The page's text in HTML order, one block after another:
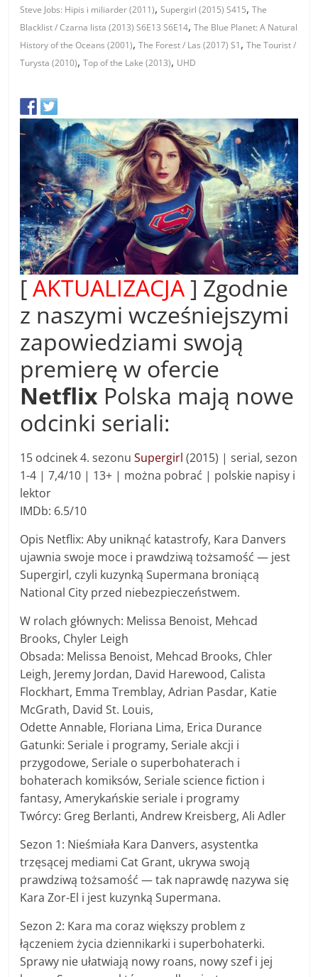
Steve Jobs: Hipis i miliarder (2011),Supergirl (2015) S415,The
Blacklist / Czarna lista (2013) S6E13 S6E14,The Blue Planet: A Natural
History of the Oceans (2001),The Forest / Las (2017) S1,The Tourist /
Turysta (2010),Top of the Lake (2013), UHD
[AKTUALIZACJA] Zgodnie
z naszymi wcześniejszymi
zapowiedziami swoją
premierę w ofercie
Netflix Polska mają nowe
odcinki seriali:
15 odcinek 4. sezonuSupergirl (2015) | serial, sezon
1-4 |7,4/10 | 13+ | można pobrać | polskie napisy i
lektor
IMDb: 6.5/10
Opis Netflix: Aby uniknąć katastrofy, Kara Danvers
ujawnia swoje moce i prawdziwą tożsamość — jest
Supergirl, czyli kuzynką Supermana broniącą
National City przed niebezpieczeństwem.
W rolach głównych: Melissa Benoist, Mehcad
Brooks, Chyler Leigh
Obsada: Melissa Benoist, Mehcad Brooks, Chler
Leigh, Jeremy Jordan, David Harewood, Calista
Flockhart, Emma Tremblay, Adrian Pasdar, Katie
McGrath, David St. Louis,
Odette Annable, Floriana Lima, Erica Durance
Gatunki: Seriale i programy, Seriale akcji i
przygodowe, Seriale o superbohaterach i
bohaterach komiksów, Seriale science fiction i
fantasy, Amerykańskie seriale i programy
Twórcy: Greg Berlanti, Andrew Kreisberg, Ali Adler
Sezon 1: Nieśmiała Kara Danvers, asystentka
trzęsącej mediami Cat Grant, ukrywa swoją
prawdziwą tożsamość — tak naprawdę nazywa się
Kara Zor-El i jest kuzynką Supermana.
Sezon 2: Kara ma coraz większy problem z
łączeniem życia dziennikarki i superbohaterki.
Sprawy nie ułatwiają nowy roans, nowy szef i jej